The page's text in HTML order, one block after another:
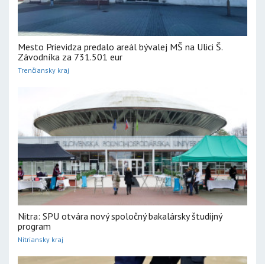
Mesto Prievidza predalo areál bývalej MŠ na Ulici Š.
Závodníka za 731.501 eur
Trenčiansky kraj
Nitra: SPU otvára nový spoločný bakalársky študijný
program
Nitriansky kraj